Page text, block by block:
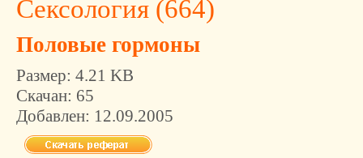
Сексология (664)
Половые гормоны
Размер: 4.21 KB
Скачан: 65
Добавлен: 12.09.2005